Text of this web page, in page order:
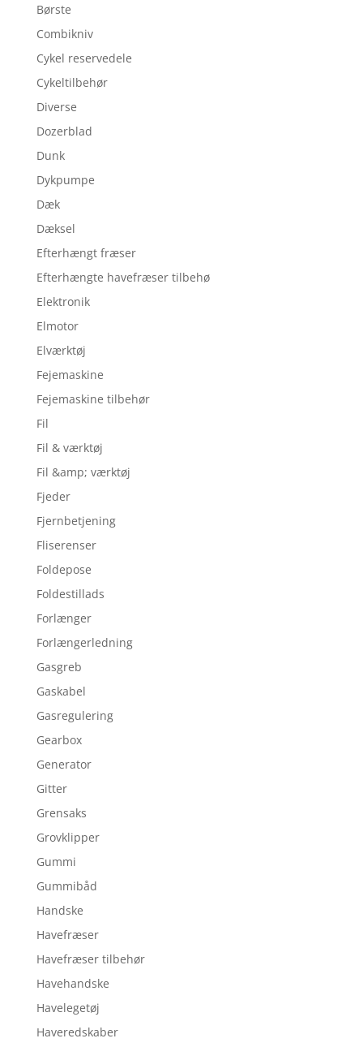
Børste
Combikniv
Cykel reservedele
Cykeltilbehør
Diverse
Dozerblad
Dunk
Dykpumpe
Dæk
Dæksel
Efterhængt fræser
Efterhængte havefræser tilbehø
Elektronik
Elmotor
Elværktøj
Fejemaskine
Fejemaskine tilbehør
Fil
Fil & værktøj
Fil &amp; værktøj
Fjeder
Fjernbetjening
Fliserenser
Foldepose
Foldestillads
Forlænger
Forlængerledning
Gasgreb
Gaskabel
Gasregulering
Gearbox
Generator
Gitter
Grensaks
Grovklipper
Gummi
Gummibåd
Handske
Havefræser
Havefræser tilbehør
Havehandske
Havelegetøj
Haveredskaber